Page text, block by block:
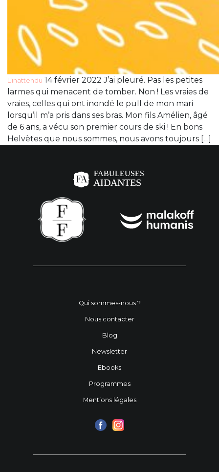
L’inattendu 14 février 2022 J’ai pleuré. Pas les petites
larmes qui menacent de tomber. Non ! Les vraies de
vraies, celles qui ont inondé le pull de mon mari
lorsqu’il m’a pris dans ses bras. Mon fils Amélien, âgé
de 6 ans, a vécu son premier cours de ski ! En bons
Helvètes que nous sommes, nous avons toujours […]
Qui sommes-nous ?
Nous contacter
Blog
Newsletter
Ebooks
Programmes
Mentions légales